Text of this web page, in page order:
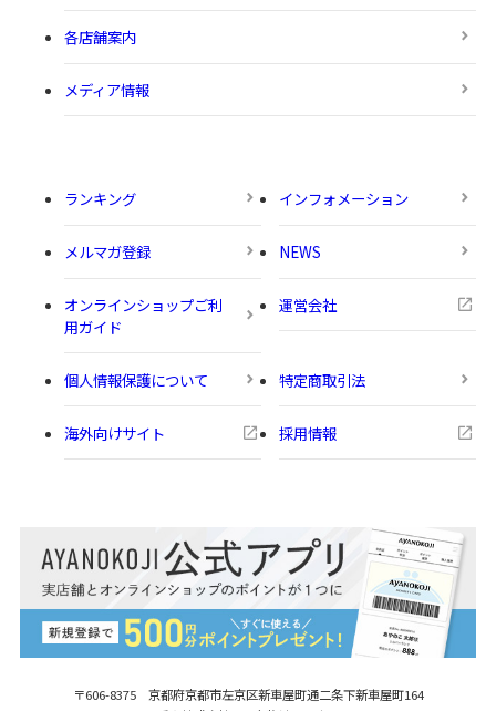
〒606-8375 京都府京都市左京区新車屋町通二条下新車屋町164
各店舗案内
メディア情報
ランキング インフォメーション
メルマガ登録 NEWS
オンラインショップご利
用ガイド
運営会社
個人情報保護について 特定商取引法
海外向けサイト 採用情報